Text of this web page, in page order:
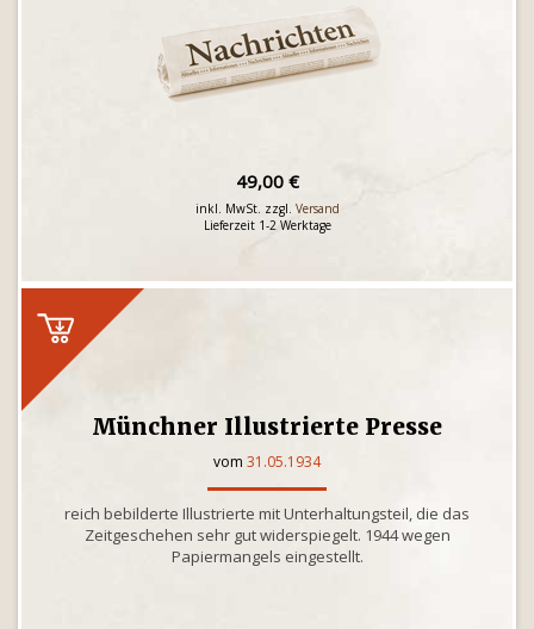
49,00 €
inkl. MwSt. zzgl. Versand
Lieferzeit 1-2 Werktage
Münchner Illustrierte Presse
vom 31.05.1934
reich bebilderte Illustrierte mit Unterhaltungsteil, die das
Zeitgeschehen sehr gut widerspiegelt. 1944 wegen
Papiermangels eingestellt.